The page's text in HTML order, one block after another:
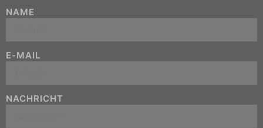
NAME
E-MAIL
NACHRICHT